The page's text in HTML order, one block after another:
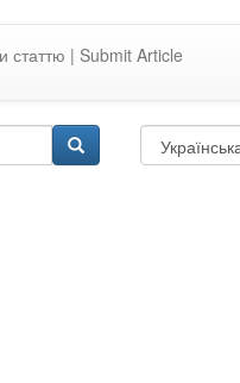
статтю | Submit Article